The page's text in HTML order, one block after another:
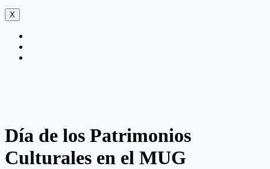
X
Día de los Patrimonios
Culturales en el MUG